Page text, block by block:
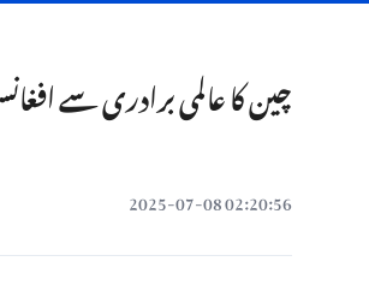
چین کا عالمی برادری سے
02:20:56 2025-07-08